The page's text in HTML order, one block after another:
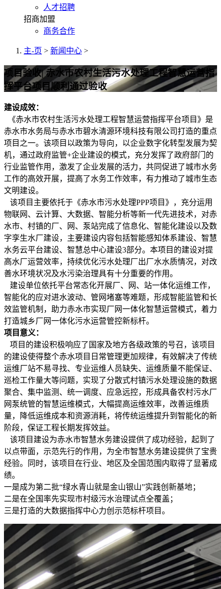
人才招聘
招商加盟
商务合作
主-页 > 新闻中心 >
项目验收| 赤水市农村生活污水处理工程智慧运营指
挥平台项目顺利通过验收
建设成效：
《赤水市农村生活污水处理工程智慧运营指挥平台项目》是
赤水市水务局与赤水市碧水清源环境科技有限公司打造的重点
项目之一。该项目以政策为导向，以企业数字化转型发展为契
机，通过政府监管+企业建设的模式，充分发挥了政府部门的
行业监管作用，激发了企业发展的活力，共同促进了城市水务
工作的高效开展，提高了水务工作效率，有力推动了城市生态
文明建设。
该项目主要依托于《赤水市污水处理PPP项目》，充分运用
物联网、云计算、大数据、智能分析等新一代先进技术，对赤
水市、村镇的厂、网、泵站完成了信息化、智能化建设以及数
字孪生水厂建设，主要建设内容包括智能感知体系建设、智慧
水务云平台建设、智慧总中心建设3部分。本项目的建设对提
高水厂运营效率，持续优化污水处理厂出厂水水质情况，对改
善水环境状况及水污染治理具有十分重要的作用。
建设单位依托平台常态化开展厂、网、站一体化运维工作，
智能化的应对进水波动、管网堵塞等难题，形成智能监管和长
效监管机制，助力赤水市实现厂网一体化智慧运营模式，着力
打造城乡厂网一体化污水运营管控新标杆。
项目意义：
项目的建设积极响应了国家及地方各级政策的号召，该项目
的建设使得整个赤水项目日常管理更加规律，有效解决了传统
运维厂站不易寻找、专业运维人员缺失、运维质量不能保证、
巡检工作量大等问题，实现了分散式村镇污水处理设施的数据
聚合、集中监测、统一调度、应急远控，形成具备农村污水厂
网泵统管的智慧运维模式，大幅提高运维效率，改善运维质
量，降低运维成本和资源消耗，将传统运维提升到智能化的新
阶段，保证工程长期发挥效益。
该项目建设为赤水市智慧水务建设提供了成功经验，起到了
以点带面，示范先行的作用，为全市智慧水务建设提供了宝贵
经验。同时，该项目在行业、地区及全国范围内取得了显著成
绩。
一是成为第二批“绿水青山就是金山银山”实践创新基地；
二是在全国率先实现市村级污水治理试点全覆盖；
三是打造的大数据指挥中心力创示范标杆项目。